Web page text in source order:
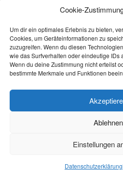
Cookie-
Um dir ein optimales Erlebnis zu bieten,
Cookies, um Geräteinformationen zu
zuzugreifen. Wenn du diesen
wie das Surfverhalten oder eindeutige IDs
Wenn du deine Zustimmung nicht erteilst
bestimmte Merkmale und Funktionen
Ablehnen
Einstellungen
Datenschutzerklärung
Vielen Dank dafür!
Täglich die besten
Theme: Catch Box by